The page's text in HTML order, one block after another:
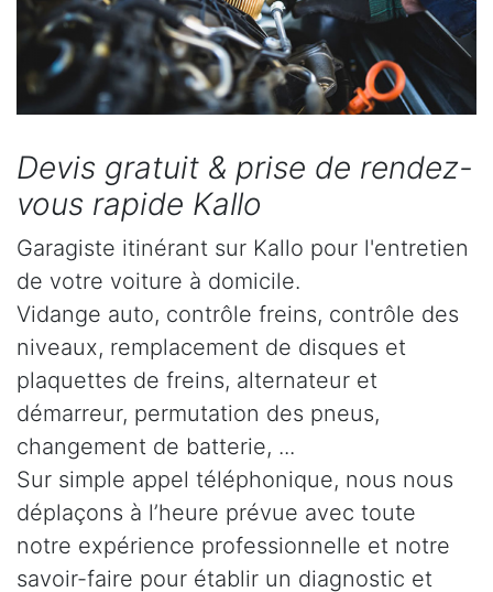
Devis gratuit & prise de rendez-
vous rapide Kallo
Garagiste itinérant sur Kallo pour l'entretien
de votre voiture à domicile.
Vidange auto, contrôle freins, contrôle des
niveaux, remplacement de disques et
plaquettes de freins, alternateur et
démarreur, permutation des pneus,
changement de batterie, ...
Sur simple appel téléphonique, nous nous
déplaçons à l’heure prévue avec toute
notre expérience professionnelle et notre
savoir-faire pour établir un diagnostic et